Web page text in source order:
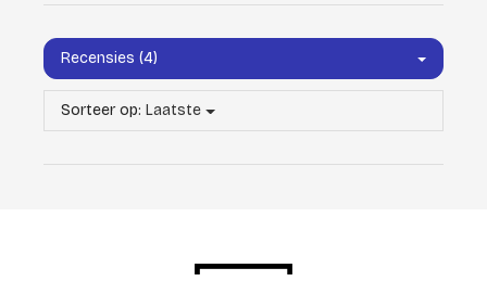
Recensies (4)
Sorteer op: Laatste